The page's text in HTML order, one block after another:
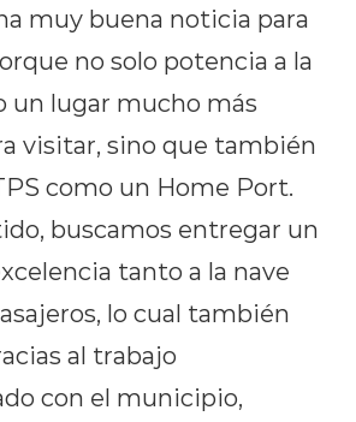
muy buena noticia para
no solo potencia a la
un lugar mucho más
visitar, sino que también
como un Home Port.
buscamos entregar un
tanto a la nave
lo cual también
al trabajo
con el municipio,